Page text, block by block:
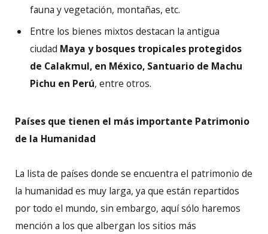
fauna y vegetación, montañas, etc.
Entre los bienes mixtos destacan la antigua
ciudad Maya y bosques tropicales protegidos
de Calakmul, en México, Santuario de Machu
Pichu en Perú, entre otros.
Países que tienen el más importante Patrimonio
de la Humanidad
La lista de países donde se encuentra el patrimonio de
la humanidad es muy larga, ya que están repartidos
por todo el mundo, sin embargo, aquí sólo haremos
mención a los que albergan los sitios más